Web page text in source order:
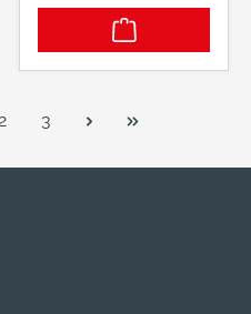
Seite Seite
3